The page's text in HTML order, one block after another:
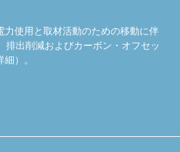
力使用と取材活動のための移動に伴
排出削減およびカーボン・オフセッ
細）。